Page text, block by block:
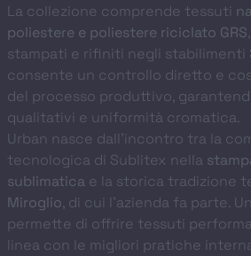
La collezione comprende tessuti
poliestere e poliestere riciclato GRS
stampati e rifiniti negli stabilimenti
consente un controllo diretto e
del processo produttivo,
qualitativi e uniformità cromatica.
Urban nasce dall’incontro tra la
tecnologica di Sublitex nella
sublimaticae la storica tradizione
Miroglio, di cui l’azienda fa parte.
permette di offrire tessuti
linea con le migliori pratiche